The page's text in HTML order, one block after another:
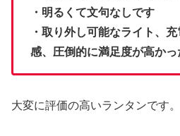
・明るくて文句なしです
・取り外し可能なライト、
感、圧倒的に満足度が高かっ
大変に評価の高いランタンです。